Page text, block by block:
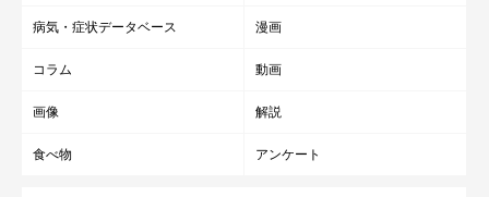
病気・症状データベース 漫画
コラム 動画
画像 解説
食べ物 アンケート